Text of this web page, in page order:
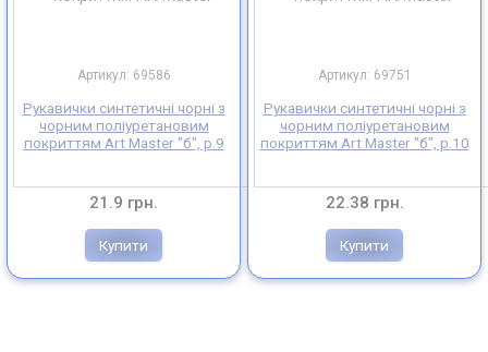
Артикул: 69586
Рукавички синтетичні чорні з
чорним поліуретановим
покриттям Art Master "б", р.9
21.9 грн.
Купити
Артикул: 69751
Рукавички синтетичні чорні з
чорним поліуретановим
покриттям Art Master "б", р.10
22.38 грн.
Купити